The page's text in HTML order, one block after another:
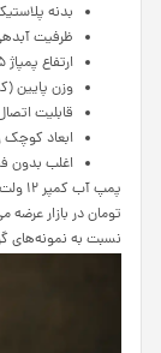
بدنه
ظرفیت آبدهی ۳۵ تا ۴۵ لیتر در
ارتفاع پمپاژ ۵ الی ۷ متر
وزن پایین (کمتر از
قابلیت
ابعاد
اغلب بدون
تومان در بازار
نسبت به نمونه‌های